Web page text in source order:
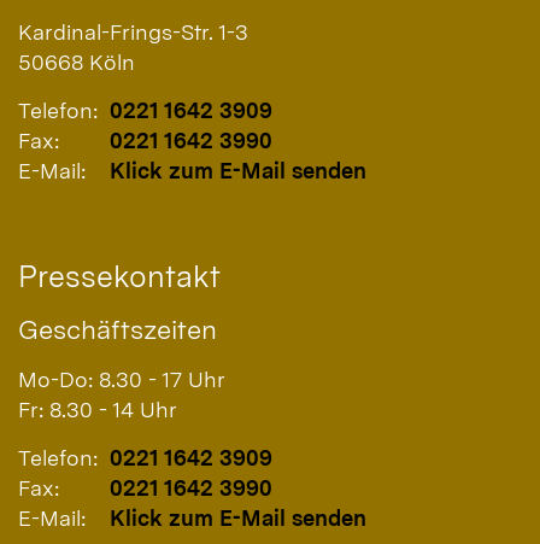
Kardinal-Frings-Str. 1-3
50668 Köln
Telefon: 0221 1642 3909
Fax:
0221 1642 3990
E-Mail:
Klick zum E-Mail senden
Pressekontakt
Geschäftszeiten
Mo-Do: 8.30 - 17 Uhr
Fr: 8.30 - 14 Uhr
Telefon: 0221 1642 3909
Fax:
0221 1642 3990
E-Mail:
Klick zum E-Mail senden